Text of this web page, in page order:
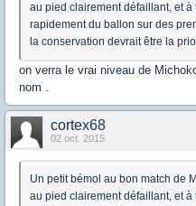
au pied clairement défaillant, et
rapidement du ballon sur des
la conservation devrait être la
on verra le vrai niveau de
nom .
cortex68
02 oct. 2015
Un petit bémol au bon match de
au pied clairement défaillant, et